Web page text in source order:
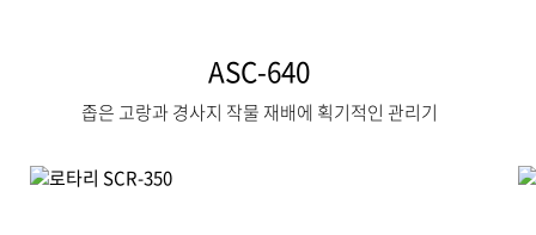
ASC-640
좁은 고랑과 경사지 작물 재배에 획기적인 관리기